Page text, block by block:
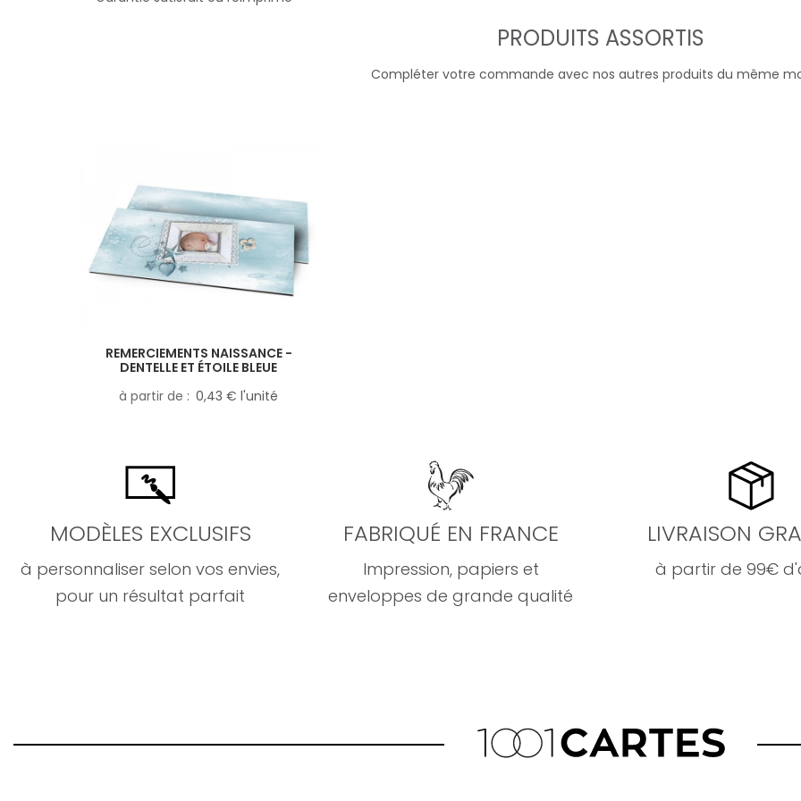
PRODUITS ASSORTIS
Compléter votre commande avec nos autres produits du même
REMERCIEMENTS NAISSANCE -
DENTELLE ET ÉTOILE BLEUE
à partir de
0,43 € l'unité
MODÈLES EXCLUSIFS
à personnaliser selon vos envies,
pour un résultat parfait
FABRIQUÉ EN FRANCE
Impression, papiers et
enveloppes de grande qualité
LIVRAISON
à partir de 99€